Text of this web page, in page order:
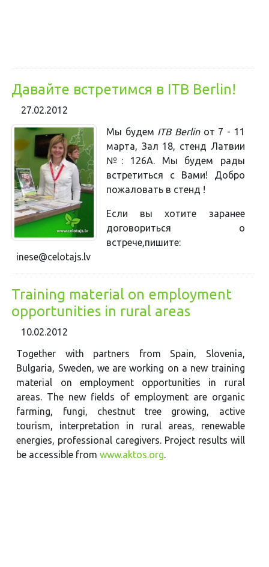
Давайте встретимся в ITB Berlin!
27.02.2012
Мы будем ITB Berlinот 7 - 11
марта, Зал 18, стенд Латвии
№: 126A. Мы будем рады
встретиться с Вами! Добро
пожаловать в стенд !
Если вы хотите заранее
договориться о
встрече,пишите:
inese@celotajs.lv
Training material on employment
opportunities in rural areas
10.02.2012
Together with partners from Spain, Slovenia,
Bulgaria, Sweden, we are working on a new training
material on employment opportunities in rural
areas. The new fields of employment are organic
farming, fungi, chestnut tree growing, active
tourism, interpretation in rural areas, renewable
energies, professional caregivers. Project results will
be accessible fromwww.aktos.org.